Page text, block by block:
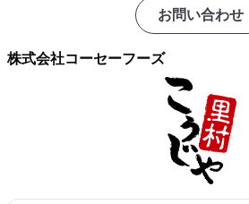
お問い合わせ
株式会社コーセーフーズ